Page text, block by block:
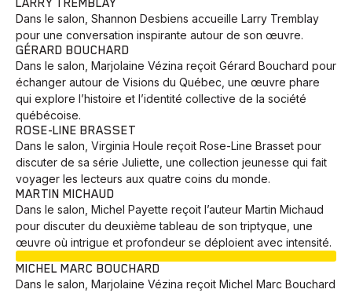
LARRY TREMBLAY
Dans le salon, Shannon Desbiens accueille Larry Tremblay
pour une conversation inspirante autour de son œuvre.
GÉRARD BOUCHARD
Dans le salon, Marjolaine Vézina reçoit Gérard Bouchard pour
échanger autour de Visions du Québec, une œuvre phare
qui explore l’histoire et l’identité collective de la société
québécoise.
ROSE-LINE BRASSET
Dans le salon, Virginia Houle reçoit Rose-Line Brasset pour
discuter de sa série Juliette, une collection jeunesse qui fait
voyager les lecteurs aux quatre coins du monde.
MARTIN MICHAUD
Dans le salon, Michel Payette reçoit l’auteur Martin Michaud
pour discuter du deuxième tableau de son triptyque, une
œuvre où intrigue et profondeur se déploient avec intensité.
MICHEL MARC BOUCHARD
Dans le salon, Marjolaine Vézina reçoit Michel Marc Bouchard